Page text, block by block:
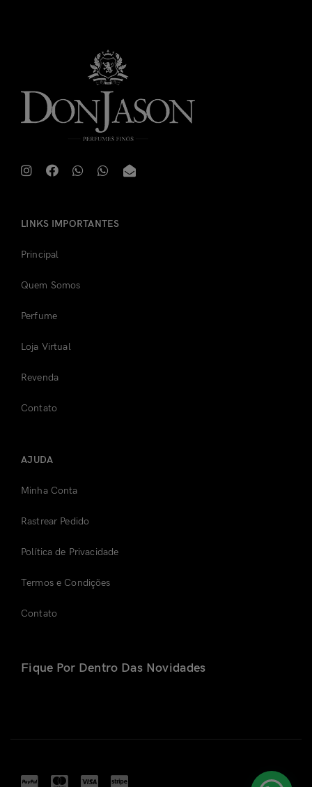
LINKS IMPORTANTES
Principal
Quem Somos
Perfume
Loja Virtual
Revenda
Contato
AJUDA
Minha Conta
Rastrear Pedido
Política de Privacidade
Termos e Condições
Contato
Fique Por Dentro Das Novidades